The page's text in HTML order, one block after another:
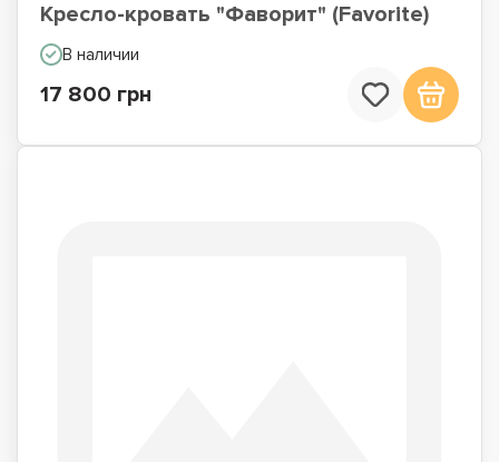
Кресло-кровать "Фаворит" (Favorite)
В наличии
17 800 грн